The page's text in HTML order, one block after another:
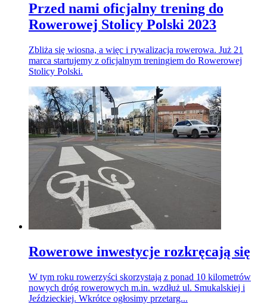
Przed nami oficjalny trening do
Rowerowej Stolicy Polski 2023
Zbliża się wiosna, a więc i rywalizacja rowerowa. Już 21
marca startujemy z oficjalnym treningiem do Rowerowej
Stolicy Polski.
Rowerowe inwestycje rozkręcają się
W tym roku rowerzyści skorzystają z ponad 10 kilometrów
nowych dróg rowerowych m.in. wzdłuż ul. Smukalskiej i
Jeździeckiej. Wkrótce ogłosimy przetarg...